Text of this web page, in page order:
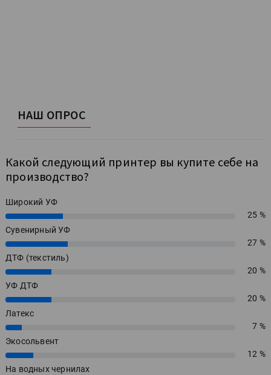
НАШ ОПРОС
Какой следующий принтер вы купите себе на
производство?
Широкий УФ
25%
25 %
Сувенирный УФ
27%
27 %
ДТФ (текстиль)
20%
20 %
УФ ДТФ
20%
20 %
Латекс
7%
7 %
Экосольвент
12%
12 %
На водных чернилах